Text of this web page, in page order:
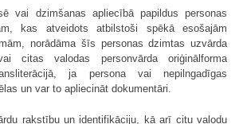
vai dzimšanas apliecībā papildus personas
kas atveidots atbilstoši spēkā esošajām
norādāma šīs personas dzimtas uzvārda
citas valodas personvārda oriģinālforma
ja persona vai nepilngadīgas
un var to apliecināt dokumentāri.
rakstību un identifikāciju, kā arī citu valodu